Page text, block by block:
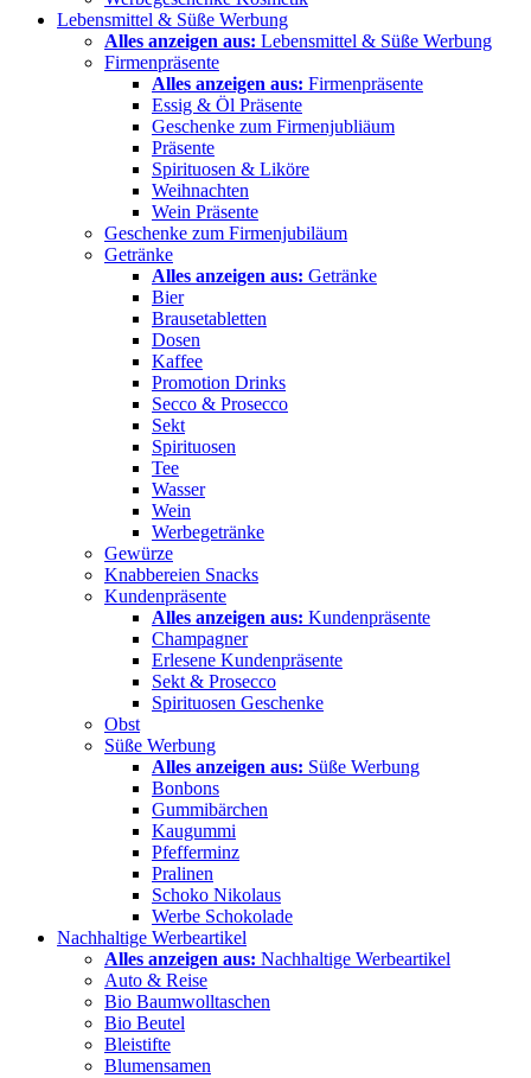
Lebensmittel & Süße Werbung
Alles anzeigen aus: Lebensmittel & Süße Werbung
Firmenpräsente
Alles anzeigen aus: Firmenpräsente
Essig & Öl Präsente
Geschenke zum Firmenjubliäum
Präsente
Spirituosen & Liköre
Weihnachten
Wein Präsente
Geschenke zum Firmenjubiläum
Getränke
Alles anzeigen aus: Getränke
Bier
Brausetabletten
Dosen
Kaffee
Promotion Drinks
Secco & Prosecco
Sekt
Spirituosen
Tee
Wasser
Wein
Werbegetränke
Gewürze
Knabbereien Snacks
Kundenpräsente
Alles anzeigen aus: Kundenpräsente
Champagner
Erlesene Kundenpräsente
Sekt & Prosecco
Spirituosen Geschenke
Obst
Süße Werbung
Alles anzeigen aus: Süße Werbung
Bonbons
Gummibärchen
Kaugummi
Pfefferminz
Pralinen
Schoko Nikolaus
Werbe Schokolade
Nachhaltige Werbeartikel
Alles anzeigen aus: Nachhaltige Werbeartikel
Auto & Reise
Bio Baumwolltaschen
Bio Beutel
Bleistifte
Blumensamen